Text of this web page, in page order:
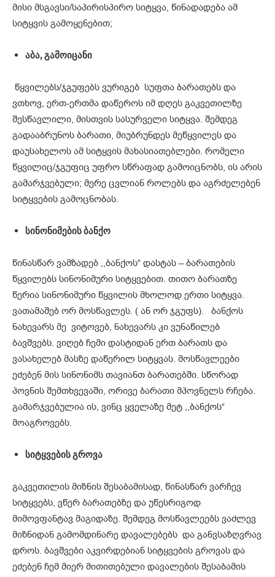
მისი მსგავსი/საპირისპირო სიტყვა, წინადადება ამ
სიტყვის გამოყენებით;
აბა, გამოიცანი
წყვილებს/ჯგუფებს ვურიგებ სუფთა ბარათებს და
ვთხოვ, ერთ-ერთმა დაწეროს იმ დღეს გაკვეთილზე
შესწავლილი, მისთვის სასურველი სიტყვა. შემდეგ
გადააბრუნოს ბარათი, მიუბრუნდეს მეწყვილეს და
დაუსახელოს ამ სიტყვის მახასიათებლები. რომელი
წყვილიც/ჯგუფიც უფრო სწრაფად გამოიცნობს, ის არის
გამარჯვებული; მერე ცვლიან როლებს და აგრძელებენ
სიტყვების გამოცნობას.
სინონიმებისბანქო
წინასწარ ვამზადებ ,,ბანქოს“ დასტას – ბარათების
წყვილებს სინონიმური სიტყვებით. თითო ბარათზე
წერია სინონიმური წყვილის მხოლოდ ერთი სიტყვა.
ვათამაშებ ორ მოსწავლეს. ( ან ორ ჯგუფს). ბანქოს
ნახევარს მე ვიტოვებ, ნახევარს კი ვუნაწილებ
ბავშვებს. ვიღებ ჩემი დასტიდან ერთ ბარათს და
ვასახელებ მასზე დაწერილ სიტყვას. მოსწავლეები
ეძებენ მის სინონიმს თავიანთ ბარათებში. სწორად
პოვნის შემთხვევაში, ორივე ბარათი მპოვნელს რჩება.
გამარჯვებულია ის, ვინც ყველაზე მეტ ,,ბანქოს“
მოაგროვებს.
სიტყვებისგროვა
გაკვეთილის მიზნის შესაბამისად, წინასწარ ვარჩევ
სიტყვებს, ვწერ ბარათებზე და უწესრიგოდ
მიმოვფანტავ მაგიდაზე. შემდეგ მოსწავლეებს ვაძლევ
მიზნიდან გამომდინარე დავალებებს და განვსაზღვრავ
დროს. ბავშვები აკვირდებიან სიტყვების გროვას და
ეძებენ ჩემ მიერ მითითებული დავალების შესაბამის